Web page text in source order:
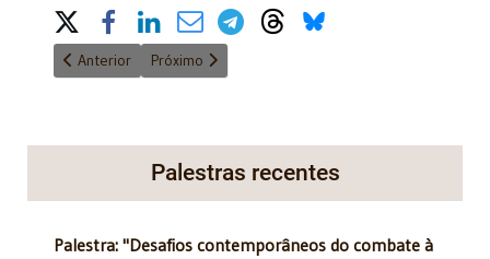
Share on Social Media
Artigo anterior: Lei básica de desapropriação vítima de fúria
Anterior Próximo artigo: A importância da Constituição
Próximo
Palestras recentes
Palestra: "Desafios contemporâneos do combate à